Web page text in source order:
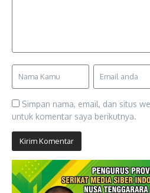
Simpan nama, email, dan situs
untuk komentar saya berikutnya.